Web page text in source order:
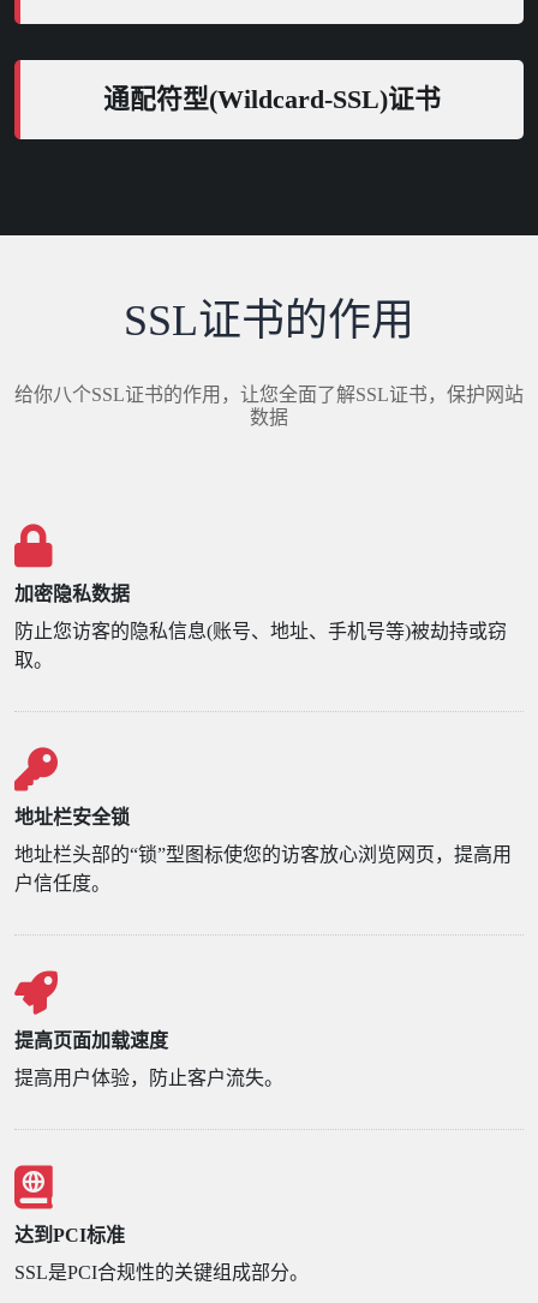
通配符型(Wildcard-SSL)证书
SSL证书的作用
给你八个SSL证书的作用，让您全面了解SSL证书，保护网站
数据
加密隐私数据
防止您访客的隐私信息(账号、地址、手机号等)被劫持或窃
取。
地址栏安全锁
地址栏头部的“锁”型图标使您的访客放心浏览网页，提高用
户信任度。
提高页面加载速度
提高用户体验，防止客户流失。
达到PCI标准
SSL是PCI合规性的关键组成部分。